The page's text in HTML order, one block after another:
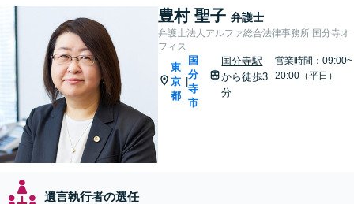
豊村 聖子 弁護士
弁護士法人アルファ総合法律事務所 国分寺オ
フィス
東
京
都
|
国
分
寺
市
国分寺駅
から徒歩3
分
営業時間：09:00~
20:00（平日）
遺言執行者の選任